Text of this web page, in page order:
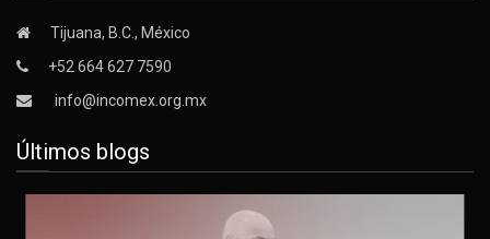
Tijuana, B.C., México
+52 664 627 7590
info@incomex.org.mx
Últimos blogs